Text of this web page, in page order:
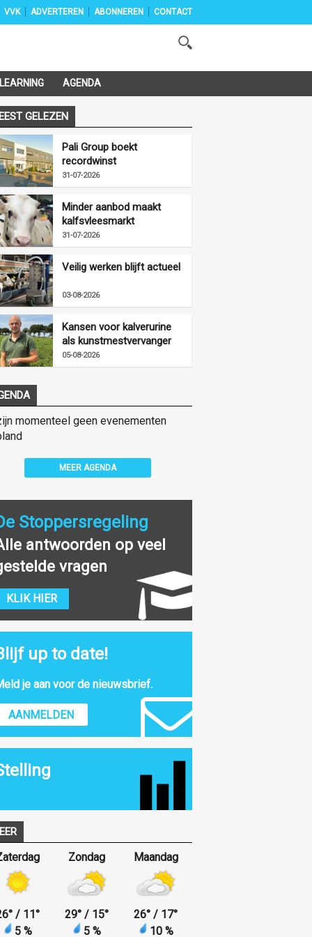
AGENDA
VVK ADVERTEREN ABONNEREN CONTACT
GELEZEN
Pali Group boekt
recordwinst
31-07-2026
Minder aanbod maakt
kalfsvleesmarkt
vriendelijker
31-07-2026
Veilig werken blijft actueel
03-08-2026
Kansen voor kalverurine
als kunstmestvervanger
05-08-2026
momenteel geen evenementen
MEER AGENDA
Stoppersregeling
antwoorden op veel
vragen
KLIK HIER
up to date!
je aan voor de nieuwsbrief.
AANMELDEN
° / 11 °
5 %
Zondag
29° / 15°
5 %
Maandag
26° / 17°
10 %